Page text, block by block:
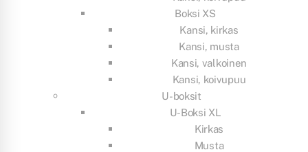
Boksi XS
Kansi, kirkas
Kansi, musta
Kansi, valkoinen
Kansi, koivupuu
U-boksit
U-Boksi XL
Kirkas
Musta